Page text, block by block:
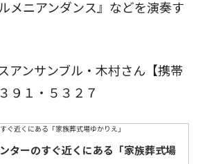
メニアンダンス』などを演奏す
アンサンブル・木村さん【携帯
９１・５３２７
ターのすぐ近くにある「家族葬式場